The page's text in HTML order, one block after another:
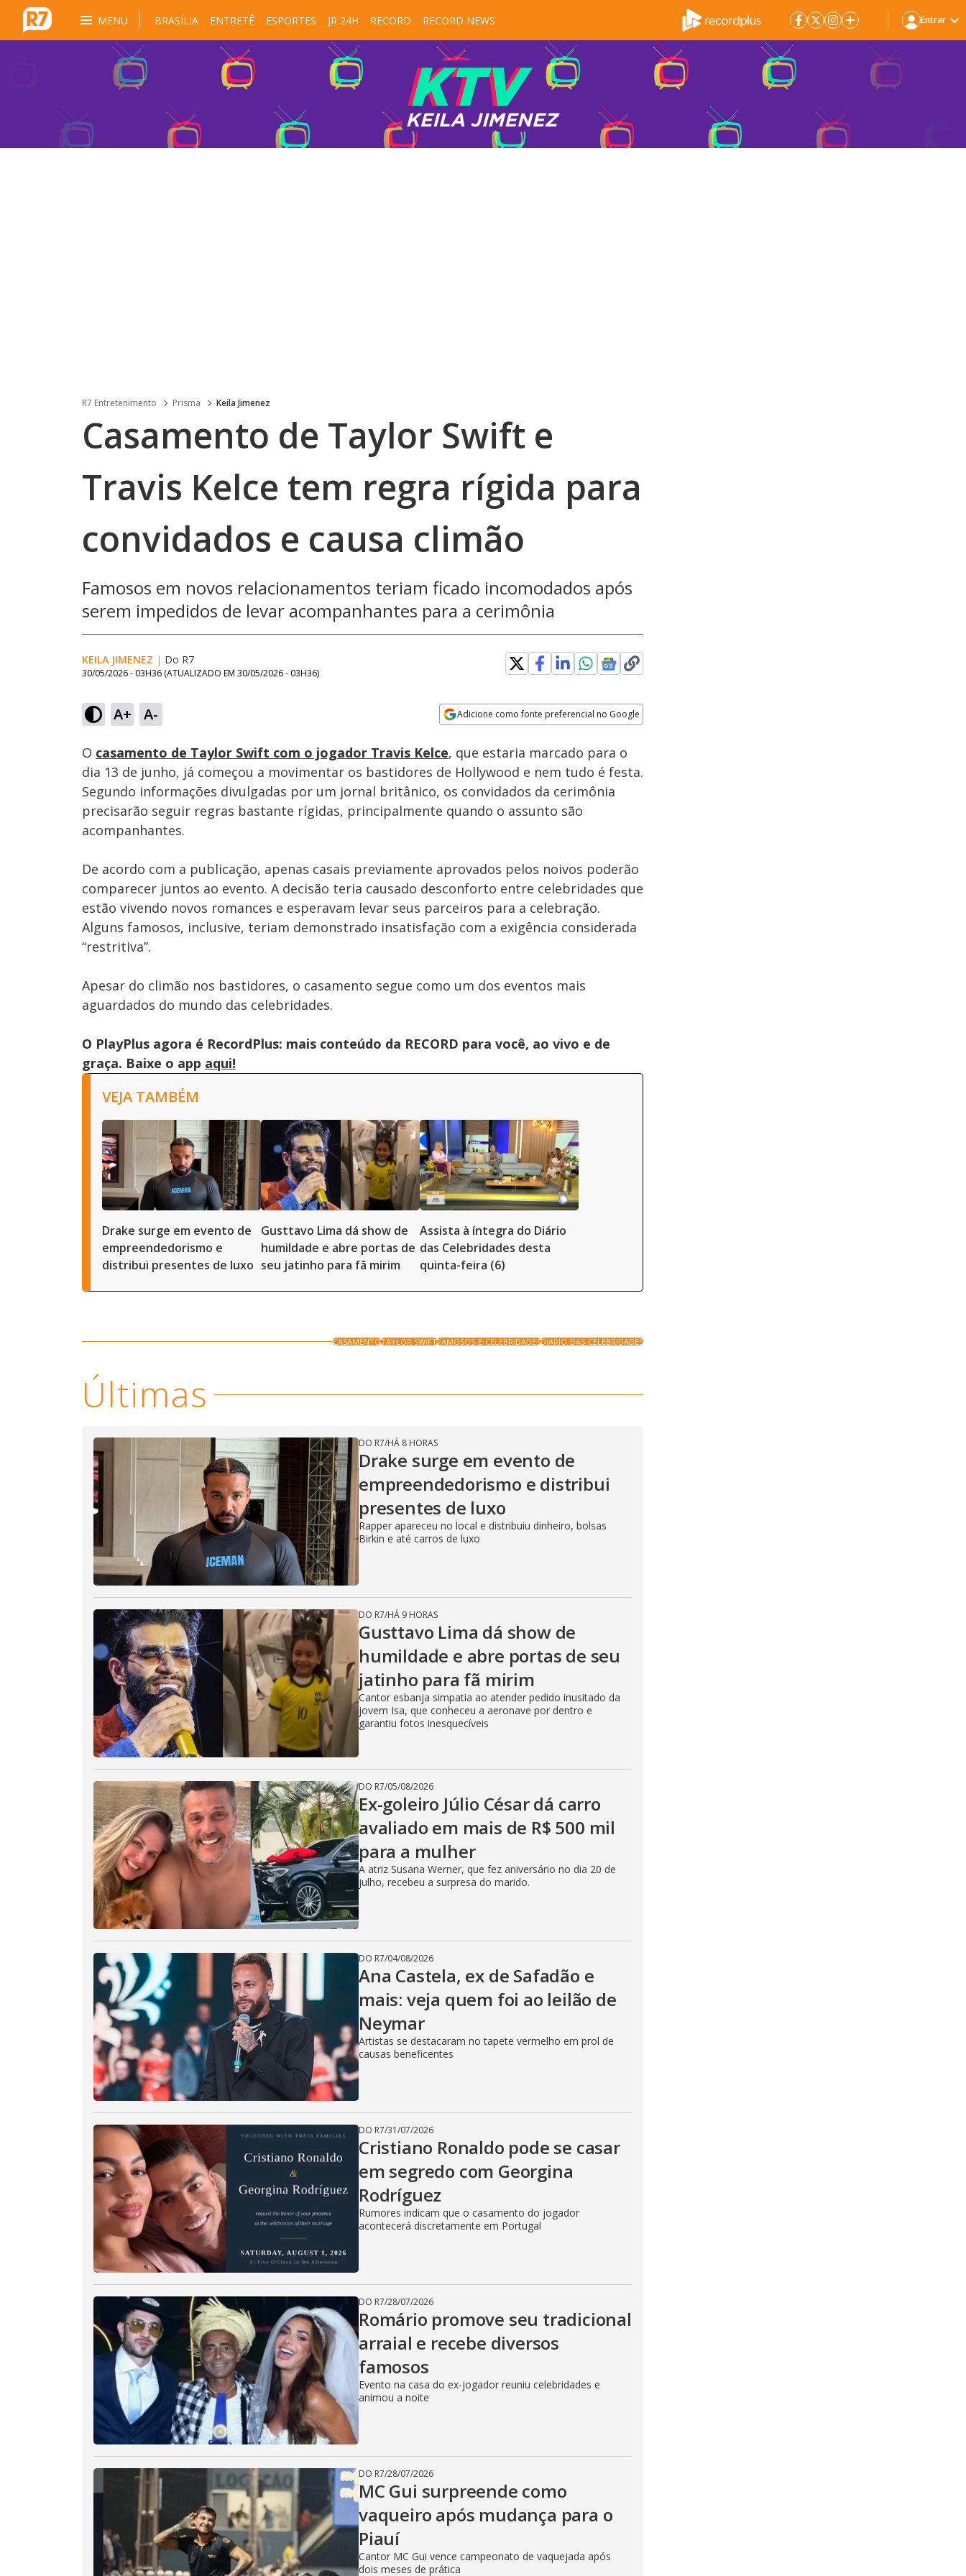
MENU BRASÍLIA ENTRETÊ ESPORTES JR 24H RECORD RECORD NEWS Entrar
R7 Entretenimento Prisma Keila Jimenez
Casamento de Taylor Swift e
Travis Kelce tem regra rígida para
convidados e causa climão
Famosos em novos relacionamentos teriam ficado incomodados após
serem impedidos de levar acompanhantes para a cerimônia
KEILA JIMENEZ | Do R7
30/05/2026 - 03H36 (ATUALIZADO EM 30/05/2026 - 03H36)
A+ A- Adicione como fonte preferencial no Google
Ativar
Som
Velocidade
O casamento de Taylor Swift com o jogador Travis Kelce, que estaria marcado para o
dia 13 de junho, já começou a movimentar os bastidores de Hollywood e nem tudo é festa.
Segundo informações divulgadas por um jornal britânico, os convidados da cerimônia
precisarão seguir regras bastante rígidas, principalmente quando o assunto são
acompanhantes.
De acordo com a publicação, apenas casais previamente aprovados pelos noivos poderão
comparecer juntos ao evento. A decisão teria causado desconforto entre celebridades que
estão vivendo novos romances e esperavam levar seus parceiros para a celebração.
Alguns famosos, inclusive, teriam demonstrado insatisfação com a exigência considerada
“restritiva”.
Apesar do climão nos bastidores, o casamento segue como um dos eventos mais
aguardados do mundo das celebridades.
O PlayPlus agora é RecordPlus: mais conteúdo da RECORD para você, ao vivo e de
graça. Baixe o app aqui!
VEJA TAMBÉM
Drake surge em evento de
empreendedorismo e
distribui presentes de luxo
Gusttavo Lima dá show de
humildade e abre portas de
seu jatinho para fã mirim
Assista à íntegra do Diário
das Celebridades desta
quinta-feira (6)
CASAMENTOTAYLOR SWIFTFAMOSOS-E-CELEBRIDADESDIARIO-DAS-CELEBRIDADES
Últimas
DO R7/HÁ 8 HORAS
Drake surge em evento de
empreendedorismo e distribui
presentes de luxo
Rapper apareceu no local e distribuiu dinheiro, bolsas
Birkin e até carros de luxo
DO R7/HÁ 9 HORAS
Gusttavo Lima dá show de
humildade e abre portas de seu
jatinho para fã mirim
Cantor esbanja simpatia ao atender pedido inusitado da
jovem Isa, que conheceu a aeronave por dentro e
garantiu fotos inesquecíveis
DO R7/05/08/2026
Ex-goleiro Júlio César dá carro
avaliado em mais de R$ 500 mil
para a mulher
A atriz Susana Werner, que fez aniversário no dia 20 de
julho, recebeu a surpresa do marido.
DO R7/04/08/2026
Ana Castela, ex de Safadão e
mais: veja quem foi ao leilão de
Neymar
Artistas se destacaram no tapete vermelho em prol de
causas beneficentes
DO R7/31/07/2026
Cristiano Ronaldo pode se casar
em segredo com Georgina
Rodríguez
Rumores indicam que o casamento do jogador
acontecerá discretamente em Portugal
DO R7/28/07/2026
Romário promove seu tradicional
arraial e recebe diversos
famosos
Evento na casa do ex-jogador reuniu celebridades e
animou a noite
DO R7/28/07/2026
MC Gui surpreende como
vaqueiro após mudança para o
Piauí
Cantor MC Gui vence campeonato de vaquejada após
dois meses de prática